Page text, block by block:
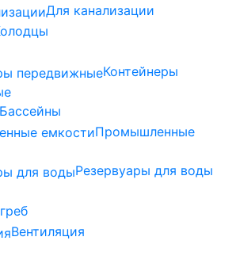
Для канализации
Контейнеры
Бассейны
Промышленные
Резервуары для воды
Вентиляция